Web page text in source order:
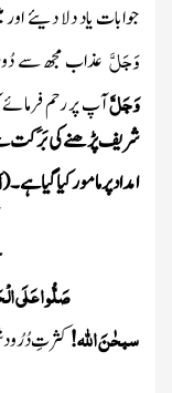
جوابات یاد دلا دیئے
وَجَلَّ عذاب مجھ سے
وَجَلَّآپ پر رحم
شریف پڑھنے کی بَرَ کت
امداد پر مامور کیاگیا ہے ۔(
صَلُّو ا
سبحٰنَ اللّٰہ!کثرتِ